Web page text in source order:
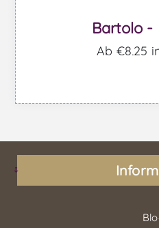
Bartolo -
Ab €8,25